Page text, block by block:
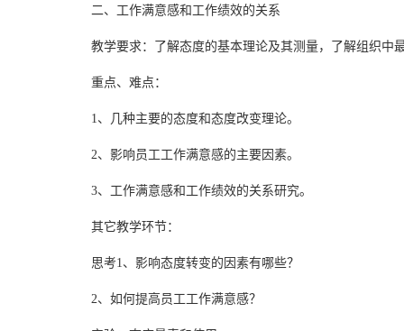
二、工作满意感和工作绩效的关系
教学要求：了解态度的基本理论及其测量，了解组织中
重点、难点：
1、几种主要的态度和态度改变理论。
2、影响员工工作满意感的主要因素。
3、工作满意感和工作绩效的关系研究。
其它教学环节：
思考1、影响态度转变的因素有哪些？
2、如何提高员工工作满意感？